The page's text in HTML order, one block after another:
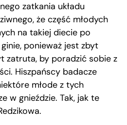
zatkania układu
że część młodych
na takiej diecie po
ponieważ jest zbyt
zatruta, by poradzić sobie z
Hiszpańscy badacze
młode z tych
w gnieździe. Tak, jak te